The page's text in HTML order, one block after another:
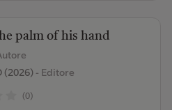
palm of his hand
(2026)- Editore
(0)